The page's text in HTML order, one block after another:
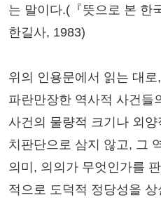
는 말이다.(『뜻으로 본 한
한길사, 1983)
위의 인용문에서 읽는 대
파란만장한 역사적 사건들
사건의 물량적 크기나 외
치판단으로 삼지 않고, 그
의미, 의의가 무엇인가를
적으로 도덕적 정당성을